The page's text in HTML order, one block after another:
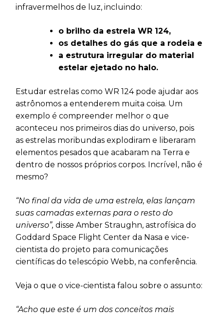
infravermelhos de luz, incluindo:
o brilho da estrela WR 124,
os detalhes do gás que a rodeia e
a estrutura irregular do material
estelar ejetado no halo.
Estudar estrelas como WR 124 pode ajudar aos
astrônomos a entenderem muita coisa. Um
exemplo é compreender melhor o que
aconteceu nos primeiros dias do universo, pois
as estrelas moribundas explodiram e liberaram
elementos pesados que acabaram na Terra e
dentro de nossos próprios corpos. Incrível, não é
mesmo?
“No final da vida de uma estrela, elas lançam
suas camadas externas para o resto do
universo”, disse Amber Straughn, astrofísica do
Goddard Space Flight Center da Nasa e vice-
cientista do projeto para comunicações
científicas do telescópio Webb, na conferência.
Veja o que o vice-cientista falou sobre o assunto:
“Acho que este é um dos conceitos mais